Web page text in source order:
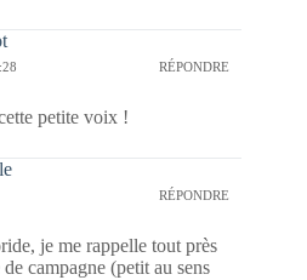
RÉPONDRE
petite voix !
RÉPONDRE
je me rappelle tout près
campagne (petit au sens